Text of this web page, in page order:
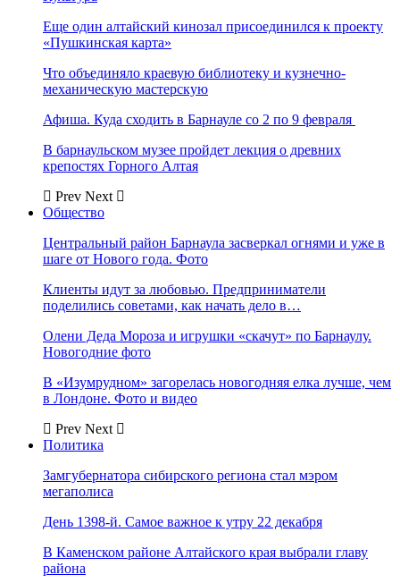
Еще один алтайский кинозал присоединился к проекту
«Пушкинская карта»
Что объединяло краевую библиотеку и кузнечно-
механическую мастерскую
Афиша. Куда сходить в Барнауле со 2 по 9 февраля
В барнаульском музее пройдет лекция о древних
крепостях Горного Алтая
Prev Next
Общество
Центральный район Барнаула засверкал огнями и уже в
шаге от Нового года. Фото
Клиенты идут за любовью. Предприниматели
поделились советами, как начать дело в…
Олени Деда Мороза и игрушки «скачут» по Барнаулу.
Новогодние фото
В «Изумрудном» загорелась новогодняя елка лучше, чем
в Лондоне. Фото и видео
Prev Next
Политика
Замгубернатора сибирского региона стал мэром
мегаполиса
День 1398-й. Самое важное к утру 22 декабря
В Каменском районе Алтайского края выбрали главу
района